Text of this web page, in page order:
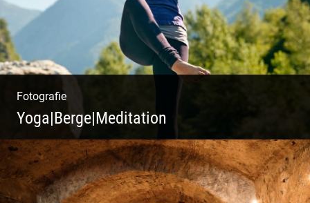
Fotografie
Yoga|Berge|Meditation
Freiheit genießen | Körper, Geist und Energie
| Ruhe und Entspannung | Bewusstsein für
Natur